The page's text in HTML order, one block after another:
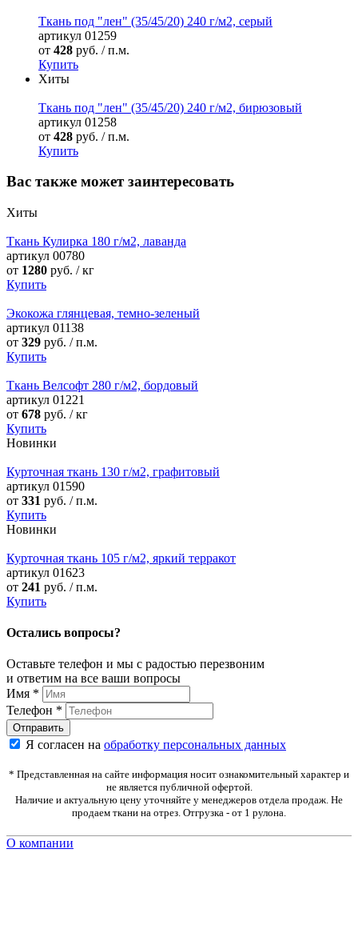
Ткань под "лен" (35/45/20) 240 г/м2, серый
артикул 01259
от 428 руб. / п.м.
Купить
Хиты
Ткань под "лен" (35/45/20) 240 г/м2, бирюзовый
артикул 01258
от 428 руб. / п.м.
Купить
Вас также может заинтересовать
Хиты
Ткань Кулирка 180 г/м2, лаванда
артикул 00780
от 1280 руб. / кг
Купить
Экокожа глянцевая, темно-зеленый
артикул 01138
от 329 руб. / п.м.
Купить
Ткань Велсофт 280 г/м2, бордовый
артикул 01221
от 678 руб. / кг
Купить
Новинки
Курточная ткань 130 г/м2, графитовый
артикул 01590
от 331 руб. / п.м.
Купить
Новинки
Курточная ткань 105 г/м2, яркий терракот
артикул 01623
от 241 руб. / п.м.
Купить
Остались вопросы?
Оставьте телефон и мы с радостью перезвоним
и ответим на все ваши вопросы
Имя *
Телефон *
Я согласен на обработку персональных данных
* Представленная на сайте информация носит ознакомительный характер и
не является публичной офертой.
Наличие и актуальную цену уточняйте у менеджеров отдела продаж. Не
продаем ткани на отрез. Отгрузка - от 1 рулона.
О компании